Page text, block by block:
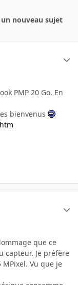
nouveau sujet
PMP 20 Go. En
bienvenus
que ce
capteur. Je préfère
Vu que je